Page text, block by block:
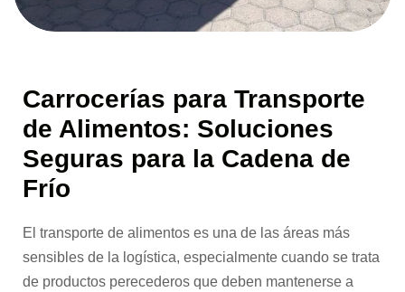
Carrocerías para Transporte
de Alimentos: Soluciones
Seguras para la Cadena de
Frío
El transporte de alimentos es una de las áreas más
sensibles de la logística, especialmente cuando se trata
de productos perecederos que deben mantenerse a